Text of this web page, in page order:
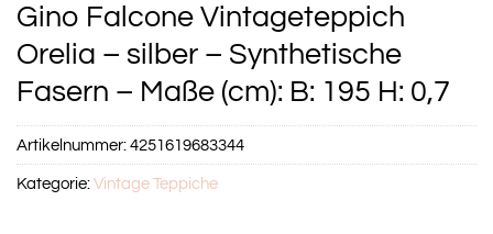
Gino Falcone Vintageteppich
Orelia – silber – Synthetische
Fasern – Maße (cm): B: 195 H: 0,7
Artikelnummer:4251619683344
Kategorie:Vintage Teppiche